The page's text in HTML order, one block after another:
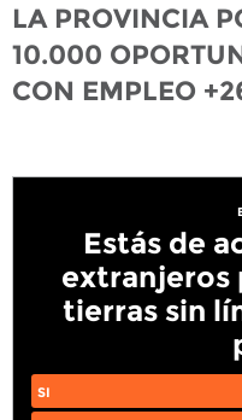
LA PROVINCIA
10.000
CON EMPLEO
Estás de
extranjeros
tierras sin
SI